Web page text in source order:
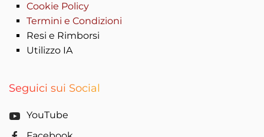
Cookie Policy
Termini e Condizioni
Resi e Rimborsi
Utilizzo IA
Seguici sui Social
YouTube